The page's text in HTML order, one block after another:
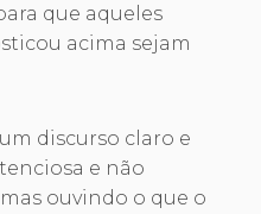
que aqueles
acima sejam
discurso claro e
e não
ouvindo o que o